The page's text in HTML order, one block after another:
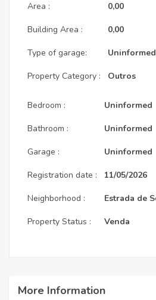
Area :
Building Area :
Type of garage:
Property Category :
0,00
0,00
Uninformed
Outros
Bedroom :
Bathroom :
Garage :
Registration date :
Neighborhood :
Property Status :
Uninformed
Uninformed
Uninformed
11/05/2026
Estrada de
Venda
More Information